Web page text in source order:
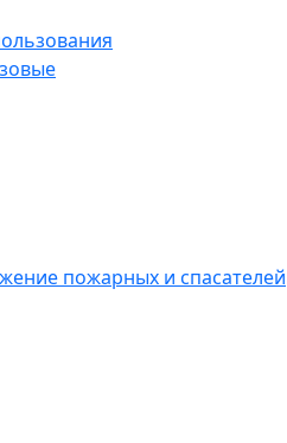
пожарных и спасателей